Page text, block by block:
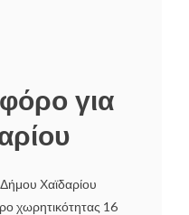
για
Χαϊδαρίου
χωρητικότητας 16